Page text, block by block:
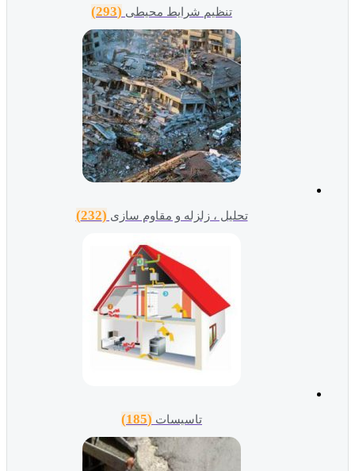
تنظیم شرایط محیطی (293)
تحلیل ، زلزله و مقاوم سازی(232)
تاسیسات(185)